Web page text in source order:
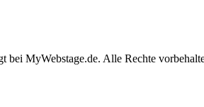
MyWebstage.de. Alle Rechte